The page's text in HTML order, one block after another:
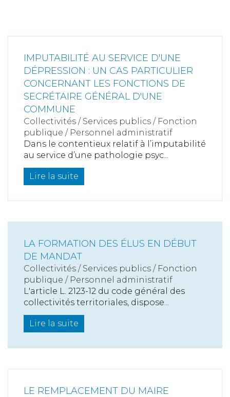
IMPUTABILITÉ AU SERVICE D'UNE
DÉPRESSION : UN CAS PARTICULIER
CONCERNANT LES FONCTIONS DE
SECRÉTAIRE GÉNÉRAL D'UNE
COMMUNE
Collectivités / Services publics / Fonction
publique / Personnel administratif
Dans le contentieux relatif à l’imputabilité
au service d’une pathologie psyc...
Lire la suite
LA FORMATION DES ÉLUS EN DÉBUT
DE MANDAT
Collectivités / Services publics / Fonction
publique / Personnel administratif
L'article L. 2123-12 du code général des
collectivités territoriales, dispose...
Lire la suite
LE REMPLACEMENT DU MAIRE